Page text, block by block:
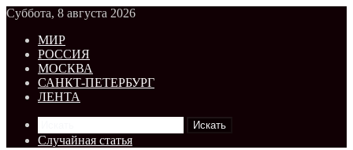
Суббота, 8 августа 2026
МИР
РОССИЯ
МОСКВА
САНКТ-ПЕТЕРБУРГ
ЛЕНТА
Искать
Случайная статья